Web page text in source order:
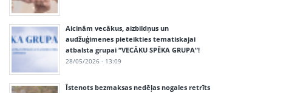
Aicinām vecākus, aizbildņus un
audžuģimenes pieteikties tematiskajai
atbalsta grupai “VECĀKU SPĒKA GRUPA”!
28/05/2026 - 13:09
Īstenots bezmaksas nedēļas nogales retrīts